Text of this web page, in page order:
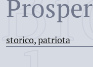
storico,patriota